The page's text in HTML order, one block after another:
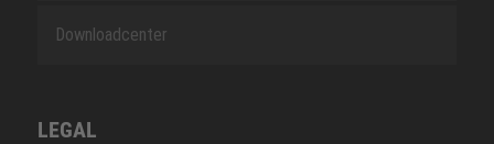
Downloadcenter
LEGAL